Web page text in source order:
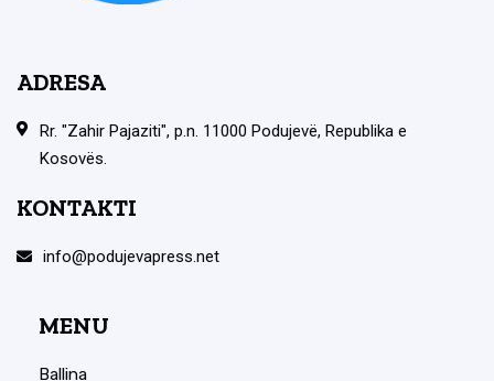
ADRESA
Rr. "Zahir Pajaziti", p.n. 11000 Podujevë, Republika e
Kosovës.
KONTAKTI
info@podujevapress.net
MENU
Ballina